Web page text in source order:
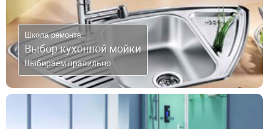
Школа ремонта:
Выбор кухонной мойки
Выбираем правильно